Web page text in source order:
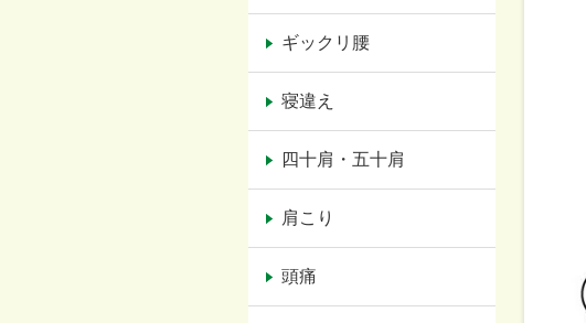
ギックリ腰
寝違え
四十肩・五十肩
肩こり
頭痛